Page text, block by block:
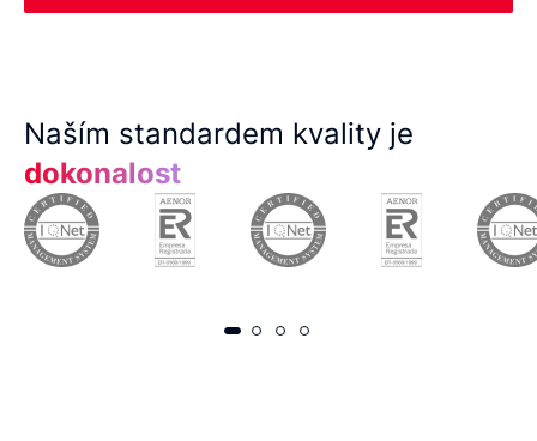
Naším standardem kvality je
dokonalost